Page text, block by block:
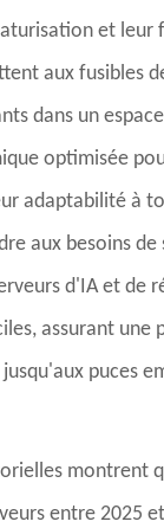
et leur
aux fusibles
dans un
optimisée
adaptabilité à
aux besoins de
d'IA et de
assurant
puces
montrent
entre 2025